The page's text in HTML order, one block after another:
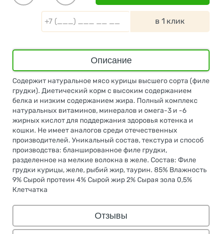
в 1 клик
Описание
Содержит натуральное мясо курицы высшего сорта (филе
грудки). Диетический корм с высоким содержанием
белка и низким содержанием жира. Полный комплекс
натуральных витаминов, минералов и омега-3 и -6
жирных кислот для поддержания здоровья котенка и
кошки. Не имеет аналогов среди отечественных
производителей. Уникальный состав, текстура и способ
производства: бланшированное филе грудки,
разделенное на мелкие волокна в желе. Состав: Филе
грудки курицы, желе, рыбий жир, таурин. 85% Влажность
9% Сырой протеин 4% Cырой жир 2% Сырая зола 0,5%
Клетчатка
Отзывы